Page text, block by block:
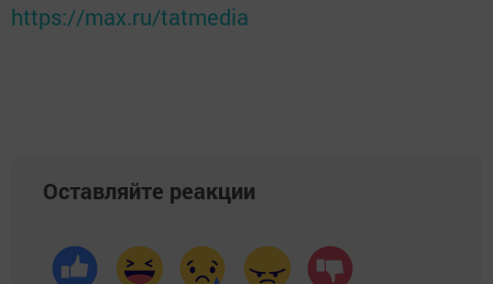
https://max.ru/tatmedia
Оставляйте реакции